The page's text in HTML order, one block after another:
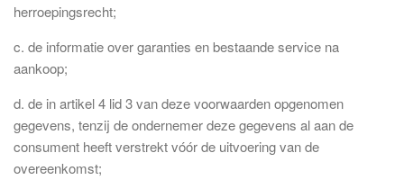
herroepingsrecht;
c. de informatie over garanties en bestaande service na
aankoop;
d. de in artikel 4 lid 3 van deze voorwaarden opgenomen
gegevens, tenzij de ondernemer deze gegevens al aan de
consument heeft verstrekt vóór de uitvoering van de
overeenkomst;